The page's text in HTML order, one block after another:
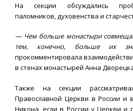
На секции обсуждались
паломников, духовенства и
— Чем больше монастыри
тем, конечно, больше их
прокомментировала
в стенах монастырей Анна
Также на секции
Православной Церкви в России
Никона, если в России у Церкви и